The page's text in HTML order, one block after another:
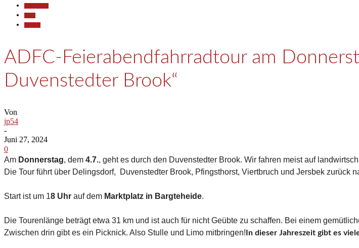
ADFC-Feierabendfahrradtour am
Duvenstedter Brook“
Von
jp54
-
Juni 27, 2024
0
Am Donnerstag, dem 4.7., geht es durch den Duvenstedter Brook. Wir fahren meist auf
Die Tour führt über Delingsdorf, Duvenstedter Brook, Pfingsthorst, Viertbruch und Jersbek zurück
Start ist um 18 Uhr auf dem Marktplatz in Bargteheide.
Die Tourenlänge beträgt etwa 31 km und ist auch für nicht Geübte zu schaffen. Bei einem
Zwischen drin gibt es ein Picknick. Also Stulle und Limo mitbringen! In dieser Jahreszeit gibt es